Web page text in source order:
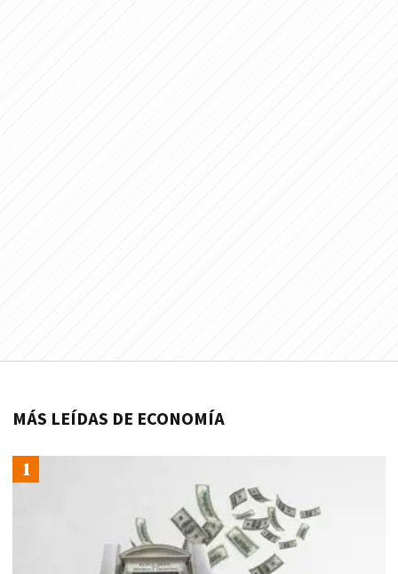
MÁS LEÍDAS DE ECONOMÍA